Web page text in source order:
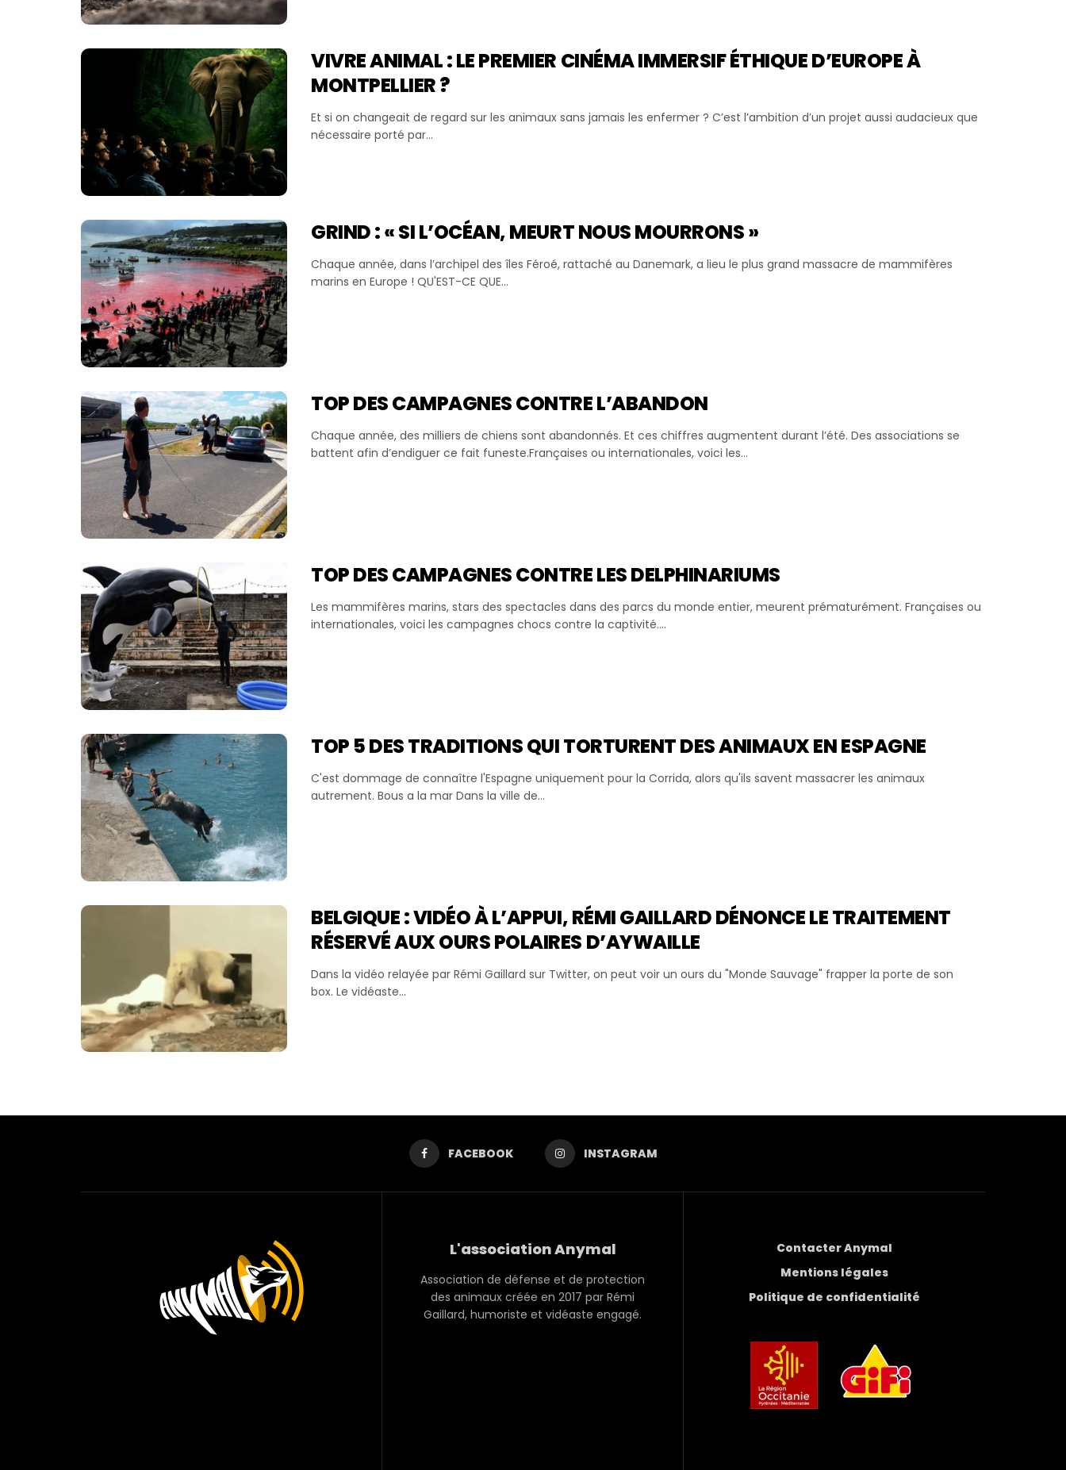
VIVRE ANIMAL : LE PREMIER CINÉMA IMMERSIF ÉTHIQUE D’EUROPE À
MONTPELLIER ?
Et si on changeait de regard sur les animaux sans jamais les enfermer ? C’est l’ambition d’un projet aussi audacieux que
nécessaire porté par...
GRIND : « SI L’OCÉAN, MEURT NOUS MOURRONS »
Chaque année, dans l’archipel des îles Féroé, rattaché au Danemark, a lieu le plus grand massacre de mammifères
marins en Europe ! QU'EST-CE QUE...
TOP DES CAMPAGNES CONTRE L’ABANDON
Chaque année, des milliers de chiens sont abandonnés. Et ces chiffres augmentent durant l’été. Des associations se
battent afin d’endiguer ce fait funeste.Françaises ou internationales, voici les...
TOP DES CAMPAGNES CONTRE LES DELPHINARIUMS
Les mammifères marins, stars des spectacles dans des parcs du monde entier, meurent prématurément. Françaises ou
internationales, voici les campagnes chocs contre la captivité....
TOP 5 DES TRADITIONS QUI TORTURENT DES ANIMAUX EN ESPAGNE
C'est dommage de connaître l'Espagne uniquement pour la Corrida, alors qu'ils savent massacrer les animaux
autrement. Bous a la mar Dans la ville de...
BELGIQUE : VIDÉO À L’APPUI, RÉMI GAILLARD DÉNONCE LE TRAITEMENT
RÉSERVÉ AUX OURS POLAIRES D’AYWAILLE
Dans la vidéo relayée par Rémi Gaillard sur Twitter, on peut voir un ours du "Monde Sauvage" frapper la porte de son
box. Le vidéaste...
FACEBOOK INSTAGRAM
L'association Anymal
Association de défense et de protection
des animaux créée en 2017 par Rémi
Gaillard, humoriste et vidéaste engagé.
Contacter Anymal
Mentions légales
Politique de confidentialité